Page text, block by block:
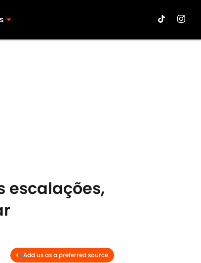
escalações,
Add us as a preferred source